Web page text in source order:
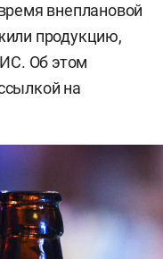
внеплановой
продукцию,
Об этом
на